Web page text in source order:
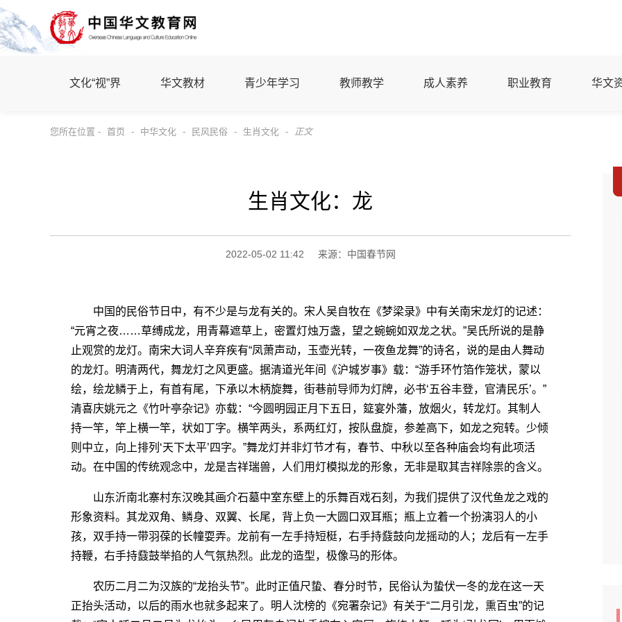
文化“视”界 华文教材 青少年学习 教师教学 成人素养 职业教育 华文
您所在位置 - 首页 - 中华文化 - 民风民俗 - 生肖文化 - 正文
生肖文化：龙
2022-05-02 11:42 来源：中国春节网
中国的民俗节日中，有不少是与龙有关的。宋人吴自牧在《梦梁录》中有关南宋龙灯的记述：
“元宵之夜……草缚成龙，用青幕遮草上，密置灯烛万盏，望之蜿蜿如双龙之状。”吴氏所说的是静
止观赏的龙灯。南宋大词人辛弃疾有“凤萧声动，玉壶光转，一夜鱼龙舞”的诗名，说的是由人舞动
的龙灯。明清两代，舞龙灯之风更盛。据清道光年间《沪城岁事》载：“游手环竹箔作笼状，蒙以
绘，绘龙鳞于上，有首有尾，下承以木柄旋舞，街巷前导师为灯牌，必书‘五谷丰登，官清民乐’。”
清喜庆姚元之《竹叶亭杂记》亦载：“今圆明园正月下五日，筵宴外藩，放烟火，转龙灯。其制人
持一竿，竿上横一竿，状如丁字。横竿两头，系两红灯，按队盘旋，参差高下，如龙之宛转。少倾
则中立，向上排列‘天下太平’四字。”舞龙灯并非灯节才有，春节、中秋以至各种庙会均有此项活
动。在中国的传统观念中，龙是吉祥瑞兽，人们用灯模拟龙的形象，无非是取其吉祥除祟的含义。
山东沂南北寨村东汉晚其画介石墓中室东壁上的乐舞百戏石刻，为我们提供了汉代鱼龙之戏的
形象资料。其龙双角、鳞身、双翼、长尾，背上负一大圆口双耳瓶；瓶上立着一个扮演羽人的小
孩，双手持一带羽葆的长幢耍弄。龙前有一左手持短梃，右手持鼗鼓向龙摇动的人；龙后有一左手
持鞭，右手持鼗鼓举掐的人气氛热烈。此龙的造型，极像马的形体。
农历二月二为汉族的“龙抬头节”。此时正值尺蛰、春分时节，民俗认为蛰伏一冬的龙在这一天
正抬头活动，以后的雨水也就多起来了。明人沈榜的《宛署杂记》有关于“二月引龙，熏百虫”的记